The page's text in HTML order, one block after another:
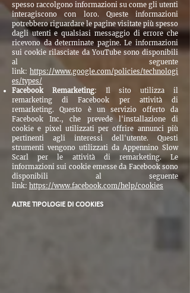
spesso raccolgono informazioni su come gli utenti
interagiscono con loro. Queste informazioni
potrebbero riguardare le pagine visitate più spesso
dagli utenti e qualsiasi messaggio di errore che
ricevono da determinate pagine. Le informazioni
sui cookie rilasciate da YouTube sono disponibili
al seguente
link: https://www.google.com/policies/technologi
es/types/
Facebook Remarketing: Il sito utilizza il
remarketing di Facebook per attività di
remarketing. Questo è un servizio offerto da
Facebook Inc., che prevede l'installazione di
cookie e pixel utilizzati per offrire annunci più
pertinenti agli interessi dell'utente. Questi
strumenti vengono utilizzati da Appennino Slow
Scarl per le attività di remarketing. Le
informazioni sui cookie emesse da Facebook sono
disponibili al seguente
link: https://www.facebook.com/help/cookies
ALTRE TIPOLOGIE DI COOKIES